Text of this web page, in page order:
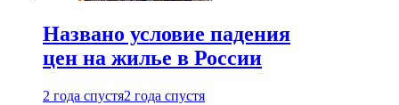
Названо условие падения
цен на жилье в России
2 года спустя2 года спустя